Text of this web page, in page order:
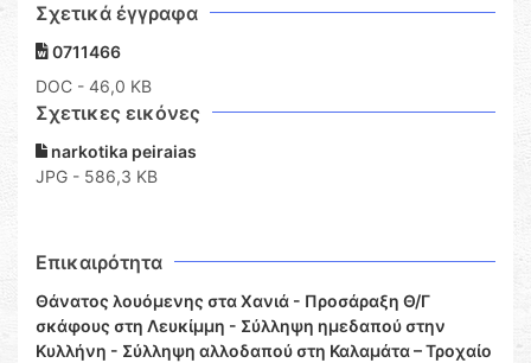
Σχετικά έγγραφα
0711466
DOC - 46,0 KB
Σχετικες εικόνες
narkotika peiraias
JPG - 586,3 KB
Επικαιρότητα
Θάνατος λουόμενης στα Χανιά - Προσάραξη Θ/Γ
σκάφους στη Λευκίμμη - Σύλληψη ημεδαπού στην
Κυλλήνη - Σύλληψη αλλοδαπού στη Καλαμάτα – Τροχαίο